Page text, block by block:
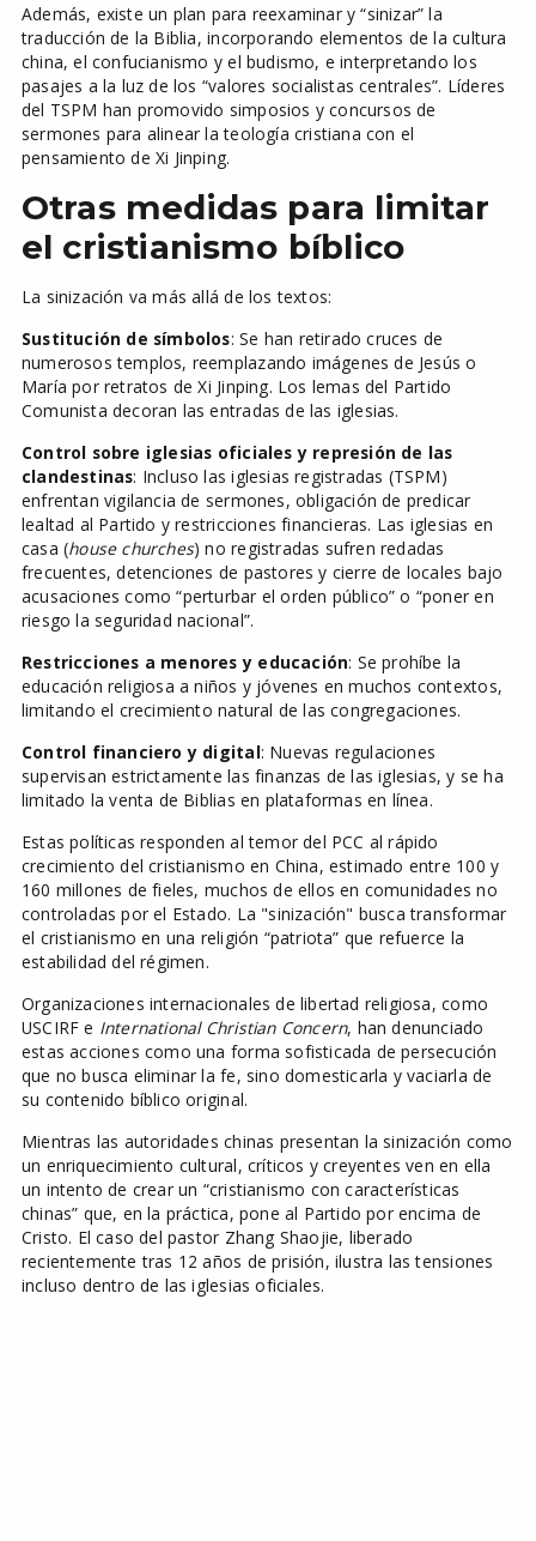
Además, existe un plan para reexaminar y “sinizar” la
traducción de la Biblia, incorporando elementos de la cultura
china, el confucianismo y el budismo, e interpretando los
pasajes a la luz de los “valores socialistas centrales”. Líderes
del TSPM han promovido simposios y concursos de
sermones para alinear la teología cristiana con el
pensamiento de Xi Jinping.
Otras medidas para limitar
el cristianismo bíblico
La sinización va más allá de los textos:
Sustitución de símbolos: Se han retirado cruces de
numerosos templos, reemplazando imágenes de Jesús o
María por retratos de Xi Jinping. Los lemas del Partido
Comunista decoran las entradas de las iglesias.
Control sobre iglesias oficiales y represión de las
clandestinas: Incluso las iglesias registradas (TSPM)
enfrentan vigilancia de sermones, obligación de predicar
lealtad al Partido y restricciones financieras. Las iglesias en
casa (house churches) no registradas sufren redadas
frecuentes, detenciones de pastores y cierre de locales bajo
acusaciones como “perturbar el orden público” o “poner en
riesgo la seguridad nacional”.
Restricciones a menores y educación: Se prohíbe la
educación religiosa a niños y jóvenes en muchos contextos,
limitando el crecimiento natural de las congregaciones.
Control financiero y digital: Nuevas regulaciones
supervisan estrictamente las finanzas de las iglesias, y se ha
limitado la venta de Biblias en plataformas en línea.
Estas políticas responden al temor del PCC al rápido
crecimiento del cristianismo en China, estimado entre 100 y
160 millones de fieles, muchos de ellos en comunidades no
controladas por el Estado. La "sinización" busca transformar
el cristianismo en una religión “patriota” que refuerce la
estabilidad del régimen.
Organizaciones internacionales de libertad religiosa, como
USCIRF e International Christian Concern, han denunciado
estas acciones como una forma sofisticada de persecución
que no busca eliminar la fe, sino domesticarla y vaciarla de
su contenido bíblico original.
Mientras las autoridades chinas presentan la sinización como
un enriquecimiento cultural, críticos y creyentes ven en ella
un intento de crear un “cristianismo con características
chinas” que, en la práctica, pone al Partido por encima de
Cristo. El caso del pastor Zhang Shaojie, liberado
recientemente tras 12 años de prisión, ilustra las tensiones
incluso dentro de las iglesias oficiales.